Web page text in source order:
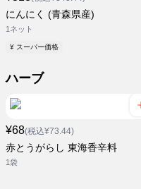
にんにく (青森県産)
1ネット
¥ スーパー価格
ハーブ
¥68(税込¥73.44)
赤とうがらし 東海香辛料
1袋